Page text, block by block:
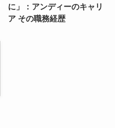
に」：アンディーのキャリ
ア その職務経歴